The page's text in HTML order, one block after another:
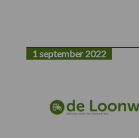
1 september 2022